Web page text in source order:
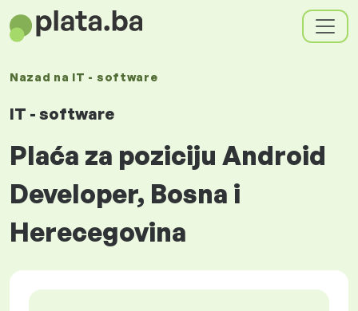
Nazad na IT - software
IT - software
Plaća za poziciju Android
Developer, Bosna i
Herecegovina